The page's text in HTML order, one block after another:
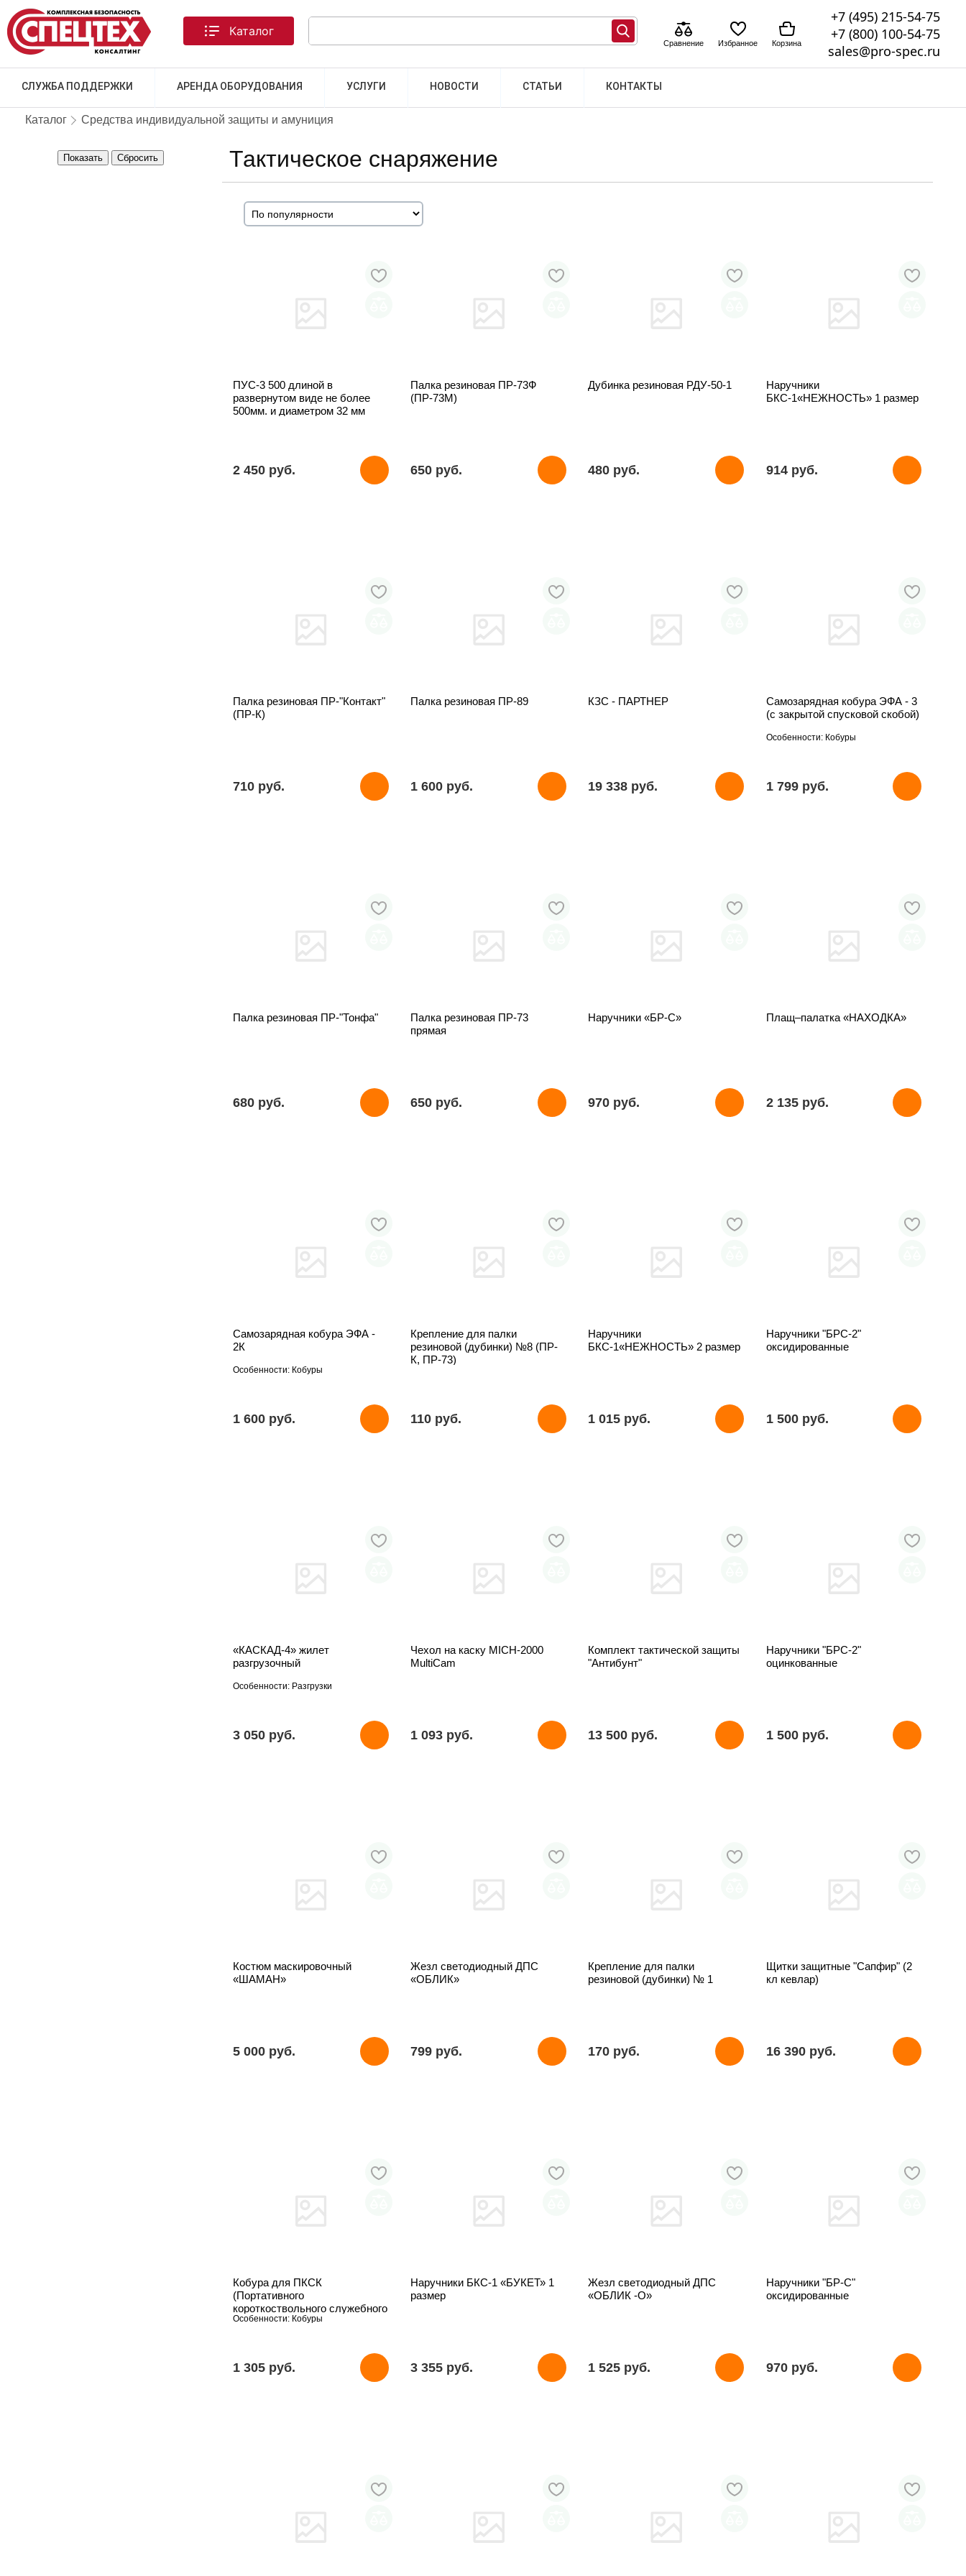
СЛУЖБА ПОДДЕРЖКИ АРЕНДА ОБОРУДОВАНИЯ УСЛУГИ НОВОСТИ СТАТЬИ КОНТАКТЫ
Каталог
Сравнение Избранное Корзина
+7 (495) 215-54-75
+7 (800) 100-54-75
sales@pro-spec.ru
Каталог Средства индивидуальной защиты и амуниция
Показать Сбросить Тактическое снаряжение
ПУС-3 500 длиной в
развернутом виде не более
500мм. и диаметром 32 мм
2 450 pуб.
Палка резиновая ПР-73Ф
(ПР-73М)
650 pуб.
Дубинка резиновая РДУ-50-1
480 pуб.
Наручники
БКС-1«НЕЖНОСТЬ» 1 размер
914 pуб.
Палка резиновая ПР-"Контакт"
(ПР-К)
710 pуб.
Палка резиновая ПР-89
1 600 pуб.
КЗС - ПАРТНЕР
19 338 pуб.
Самозарядная кобура ЭФА - 3
(с закрытой спусковой скобой)
Особенности: Кобуры
1 799 pуб.
Палка резиновая ПР-"Тонфа"
680 pуб.
Палка резиновая ПР-73
прямая
650 pуб.
Наручники «БР-С»
970 pуб.
Плащ–палатка «НАХОДКА»
2 135 pуб.
Самозарядная кобура ЭФА -
2К
Особенности: Кобуры
1 600 pуб.
Крепление для палки
резиновой (дубинки) №8 (ПР-
К, ПР-73)
110 pуб.
Наручники
БКС-1«НЕЖНОСТЬ» 2 размер
1 015 pуб.
Наручники "БРС-2"
оксидированные
1 500 pуб.
«КАСКАД-4» жилет
разгрузочный
Особенности: Разгрузки
3 050 pуб.
Чехол на каску MICH-2000
MultiCam
1 093 pуб.
Комплект тактической защиты
"Антибунт"
13 500 pуб.
Наручники "БРС-2"
оцинкованные
1 500 pуб.
Костюм маскировочный
«ШАМАН»
5 000 pуб.
Жезл светодиодный ДПС
«ОБЛИК»
799 pуб.
Крепление для палки
резиновой (дубинки) № 1
170 pуб.
Щитки защитные "Сапфир" (2
кл кевлар)
16 390 pуб.
Кобура для ПКСК
(Портативного
короткоствольного служебного
карабина) и аналогов на его
Особенности: Кобуры
1 305 pуб.
Наручники БКС-1 «БУКЕТ» 1
размер
3 355 pуб.
Жезл светодиодный ДПС
«ОБЛИК -О»
1 525 pуб.
Наручники "БР-С"
оксидированные
970 pуб.